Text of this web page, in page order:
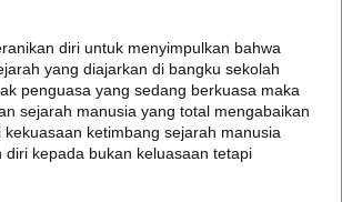
diri untuk menyimpulkan bahwa
yang diajarkan di bangku sekolah
penguasa yang sedang berkuasa maka
sejarah manusia yang total mengabaikan
kekuasaan ketimbang sejarah manusia
diri kepada bukan keluasaan tetapi